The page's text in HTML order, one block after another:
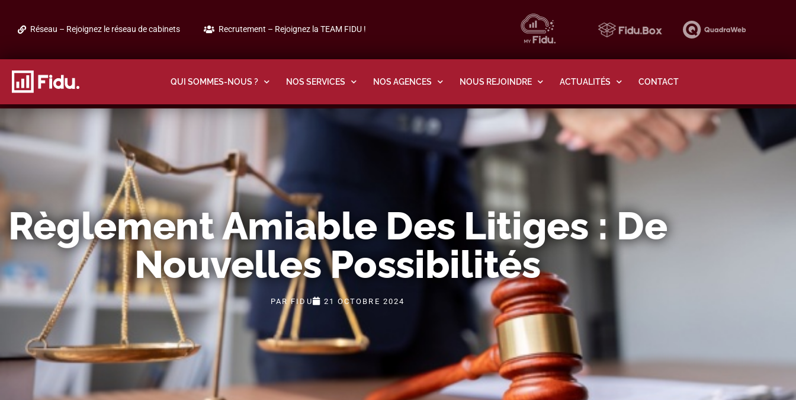
Réseau – Rejoignez le réseau de cabinets Recrutement – Rejoignez la TEAM FIDU !
QUI SOMMES-NOUS ? NOS SERVICES NOS AGENCES NOUS REJOINDRE ACTUALITÉS CONTACT
Règlement Amiable Des Litiges : De
Nouvelles Possibilités
PAR FIDU 21 OCTOBRE 2024